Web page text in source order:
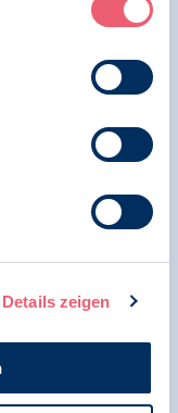
Details zeigen
Die Leseprobe
bunter